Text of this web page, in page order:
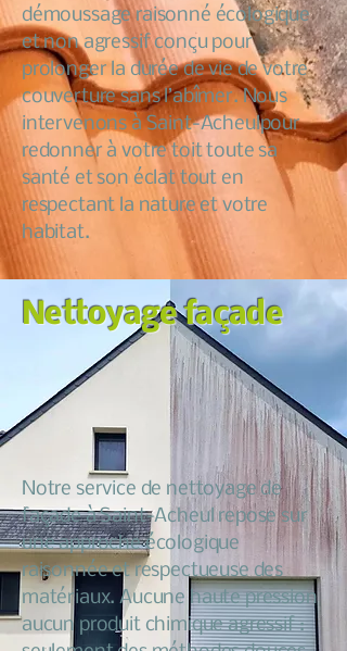
démoussage raisonné écologique
et non agressif conçu pour
prolonger la durée de vie de votre
couverture sans l’abîmer. Nous
intervenons à Saint-Acheulpour
redonner à votre toit toute sa
santé et son éclat tout en
respectant la nature et votre
habitat.
Nettoyage façade
Notre service de nettoyage de
façade à Saint-Acheul repose sur
une approche écologique
raisonnée et respectueuse des
matériaux. Aucune haute pression
aucun produit chimique agressif :